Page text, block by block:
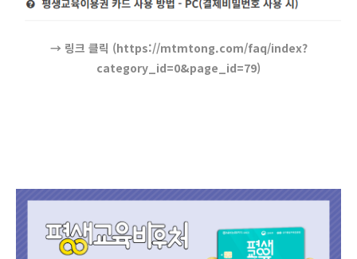
→ 링크 클릭 (https://mtmtong.com/faq/index?
category_id=0&page_id=79)